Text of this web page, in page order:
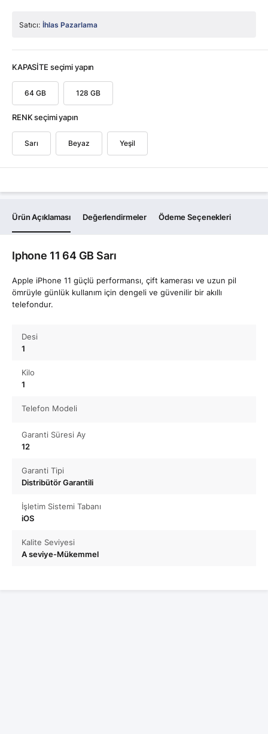
Satıcı: İhlas Pazarlama
KAPASİTE seçimi yapın
64 GB 128 GB
RENK seçimi yapın
Sarı Beyaz Yeşil
Ürün Açıklaması Değerlendirmeler Ödeme Seçenekleri
Iphone 11 64 GB Sarı
Apple iPhone 11 güçlü performansı, çift kamerası ve uzun pil
ömrüyle günlük kullanım için dengeli ve güvenilir bir akıllı
telefondur.
Desi
1
Kilo
1
Telefon Modeli
Garanti Süresi Ay
12
Garanti Tipi
Distribütör Garantili
İşletim Sistemi Tabanı
iOS
Kalite Seviyesi
A seviye-Mükemmel